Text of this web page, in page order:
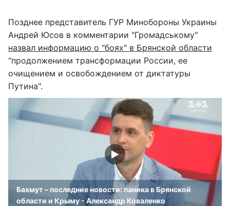
Позднее представитель ГУР Минобороны Украины
Андрей Юсов в комментарии "Громадському"
назвал информацию о "боях" в Брянской области
"продолжением трансформации России, ее
очищением и освобождением от диктатуры
Путина".
Бахмут – последние новости: паника в Брянской
области и Крыму - Александр Коваленко